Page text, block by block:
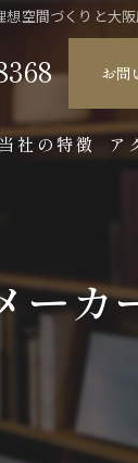
空間づくりと大
お問
社の特徴
製造
オーダーメイド
インテリア
ア
ーカ